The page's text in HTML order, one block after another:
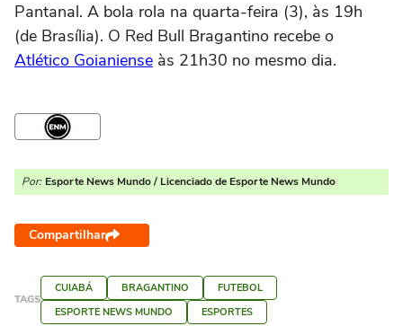
Pantanal. A bola rola na quarta-feira (3), às 19h
(de Brasília). O Red Bull Bragantino recebe o
Atlético Goianiense às 21h30 no mesmo dia.
Por: Esporte News Mundo / Licenciado de Esporte News Mundo
Compartilhar
TAGS
CUIABÁ BRAGANTINO
FUTEBOL
ESPORTE NEWS MUNDO
ESPORTES